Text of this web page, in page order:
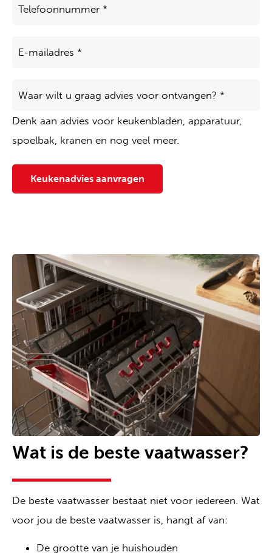
mailadres*
wilt
graag
advies
ontvangen?
Denk aan advies voor keukenbladen, apparatuur,
spoelbak, kranen en nog veel meer.
Keukenadvies aanvragen
Wat is de beste vaatwasser?
De beste vaatwasser bestaat niet voor iedereen. Wat
voor jou de beste vaatwasser is, hangt af van:
De grootte van je huishouden